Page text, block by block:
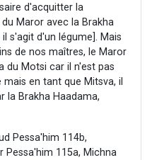
d'acquitter la
Maror avec la Brakha
s'agit d'un légume]. Mais
de nos maîtres, le Maror
du Motsi car il n'est pas
en tant que Mitsva, il
la Brakha Haadama,
Pessa'him 114b,
Pessa'him 115a, Michna